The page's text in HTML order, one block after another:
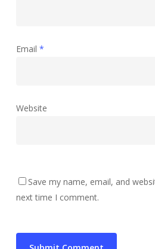
Email *
Website
Save my name, email, and
next time I comment.